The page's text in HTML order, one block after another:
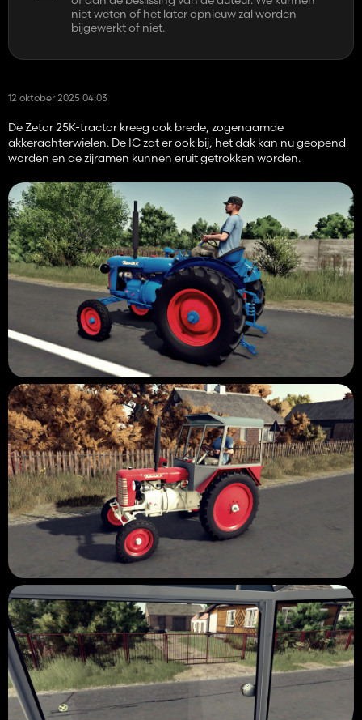
niet weten of het later opnieuw zal worden
bijgewerkt of niet.
12 oktober 2025 04:03
De Zetor 25K-tractor kreeg ook brede, zogenaamde
akkerachterwielen. De IC zat er ook bij, het dak kan nu geopend
worden en de zijramen kunnen eruit getrokken worden.